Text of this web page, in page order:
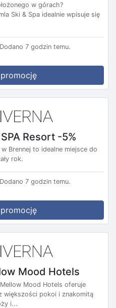
w górach?
Ski & Spa idealnie wpisuje się
Dodano 7 godzin temu.
Resort -5%
Brennej to idealne miejsce do
rok.
Dodano 7 godzin temu.
Mood Hotels
Mood Hotels oferuje
większości pokoi i znakomitą
i...